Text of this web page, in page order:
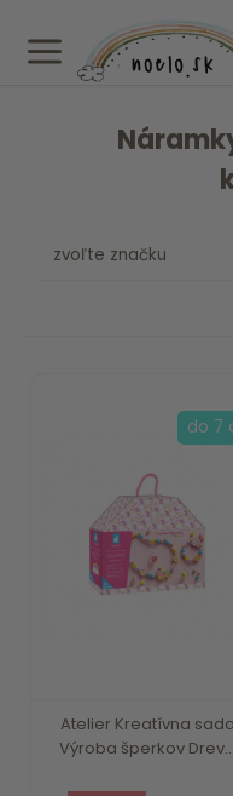
a
Atelier Kreatívna sada
Výroba šperkov Drev...
do 7